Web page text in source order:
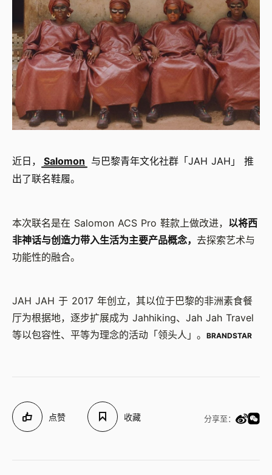
近日， Salomon 与巴黎青年文化社群「JAH JAH」 推
出了联名鞋履。
本次联名是在 Salomon ACS Pro 鞋款上做改进， 以将西
非神话与创造力带入生活为主要产品概念， 去探索艺术与
功能性的融合。
JAH JAH 于 2017 年创立，其以位于巴黎的非洲素食餐
厅为根据地，逐步扩展成为 Jahhiking、Jah Jah Travel
等以包容性、平等为理念的活动「领头人」。
BRANDSTAR
点赞 收藏 分享至：